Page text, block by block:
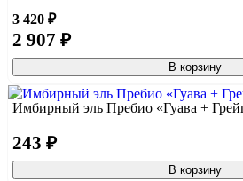
3 420 ₽
2 907 ₽
В корзину
Имбирный эль Пребио «Гуава +
243 ₽
В корзину